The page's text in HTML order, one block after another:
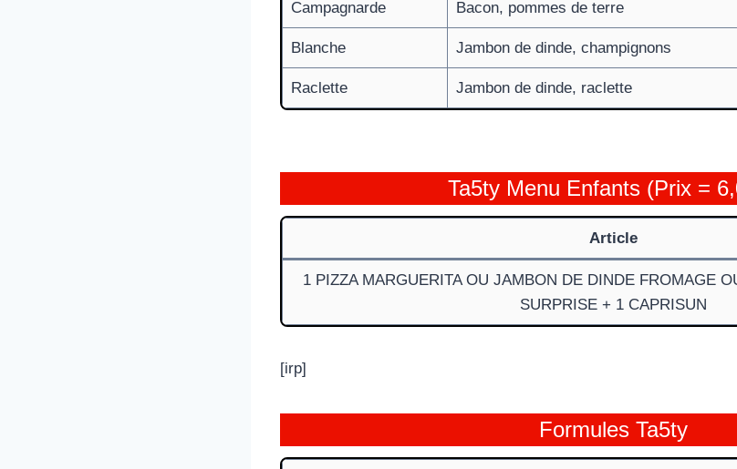
Campagnarde Bacon, pommes de terre
Blanche Jambon de dinde, champignons
Raclette Jambon de dinde, raclette
Ta5ty Menu Enfants (Prix =
Article
1 PIZZA MARGUERITA OU JAMBON DE DINDE FROMAGE
SURPRISE + 1 CAPRISUN
[irp]
Formules Ta5ty